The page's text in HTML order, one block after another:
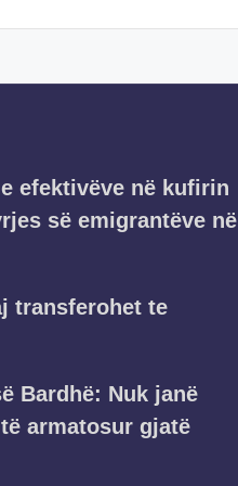
efektivëve në kufirin
së emigrantëve në
transferohet te
Bardhë: Nuk janë
armatosur gjatë